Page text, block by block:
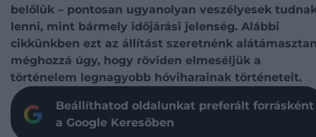
belőlük – pontosan ugyanolyan veszélyesek
lenni, mint bármely időjárási jelenség. Alábbi
cikkünkben ezt az állítást szeretnénk
méghozzá úgy, hogy röviden elmeséljük a
történelem legnagyobb hóviharainak történeteit.
Beállíthatod oldalunkat preferált forrásként
a Google Keresőben